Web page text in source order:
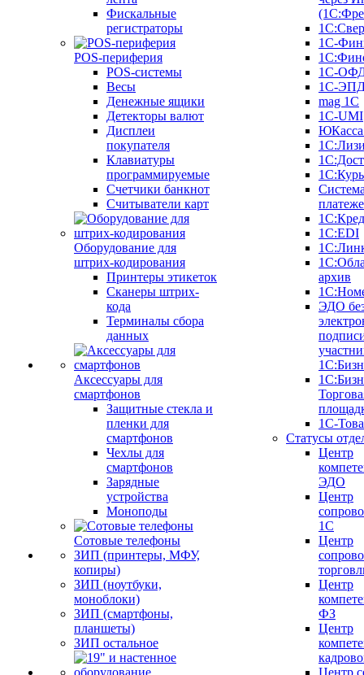
Фискальные
регистраторы
POS-периферия
POS-системы
Весы
Денежные ящики
Детекторы валют
Дисплеи
покупателя
Клавиатуры
программируемые
Счетчики банкнот
Считыватели карт
Оборудование для
штрих-кодирования
Принтеры этикеток
Сканеры штрих-
кода
Терминалы сбора
данных
Аксессуары для
смартфонов
Защитные стекла и
пленки для
смартфонов
Чехлы для
смартфонов
Зарядные
устройства
Моноподы
Сотовые телефоны
ЗИП (принтеры, МФУ,
копиры)
ЗИП (ноутбуки,
моноблоки)
ЗИП (смартфоны,
планшеты)
ЗИП остальное
1С-
1С-
1С-
mag 1C
1C-UMI
1С:EDI
архив
ЭДО
1С-
Статусы
Центр
ЭДО
Центр
1С
Центр
Центр
ФЗ
Центр
Центр